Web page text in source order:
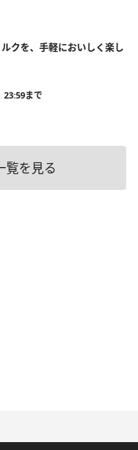
クを、手軽においしく楽し
23:59まで
覧を見る